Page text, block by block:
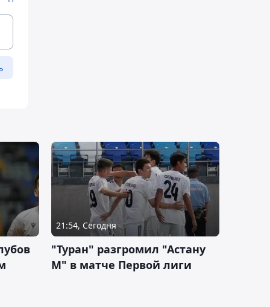
21:54, Сегодня
"Туран" разгромил "Астану
М" в матче Первой лиги